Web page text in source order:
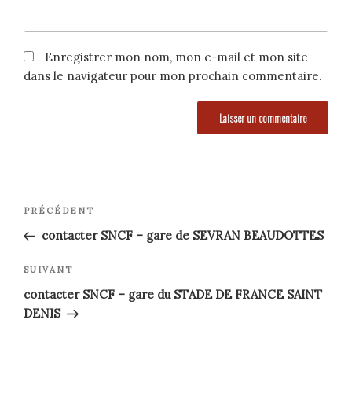
Enregistrer mon nom, mon e-mail et mon site
dans le navigateur pour mon prochain commentaire.
Navigation
de
l’article
Article
précédent
PRÉCÉDENT
contacter SNCF – gare de SEVRAN BEAUDOTTES
Article
suivant
SUIVANT
contacter SNCF – gare du STADE DE FRANCE SAINT
DENIS